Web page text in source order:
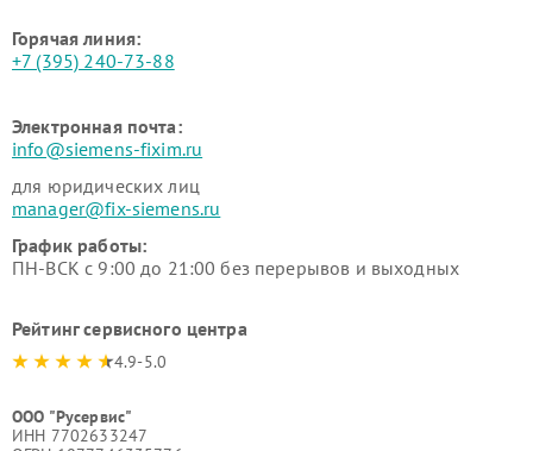
Горячая линия:
+7 (395) 240-73-88
Электронная почта:
info@siemens-fixim.ru
для юридических лиц
manager@fix-siemens.ru
График работы:
ПН-ВСК с 9:00 до 21:00 без перерывов и выходных
Рейтинг сервисного центра
4.9-5.0
ООО "Русервис"
ИНН 7702633247